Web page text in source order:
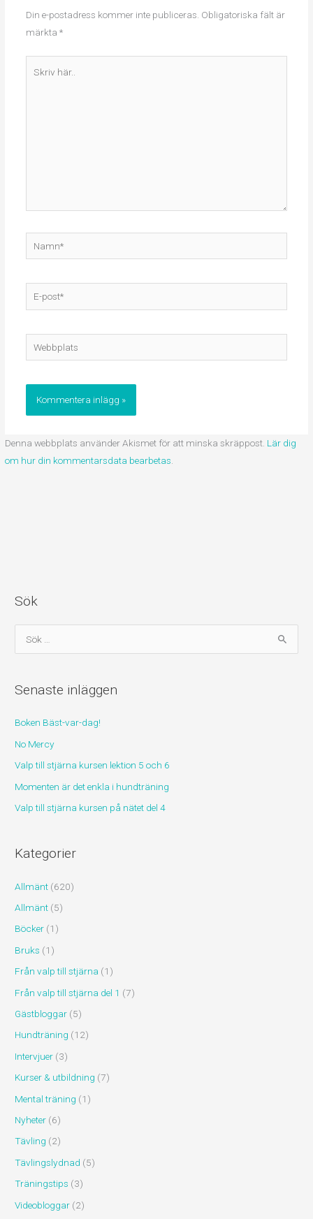
Din e-postadress kommer inte publiceras. Obligatoriska fält är
märkta *
post*
Webbplats
Denna webbplats använder Akismet för att minska skräppost. Lär dig
om hur din kommentarsdata bearbetas.
Sök
ö
e
t
e
r
:
Senaste inläggen
Boken Bäst-var-dag!
No Mercy
Valp till stjärna kursen lektion 5 och 6
Momenten är det enkla i hundträning
Valp till stjärna kursen på nätet del 4
Kategorier
Allmänt (620)
Allmänt (5)
Böcker (1)
Bruks (1)
Från valp till stjärna (1)
Från valp till stjärna del 1 (7)
Gästbloggar (5)
Hundträning (12)
Intervjuer (3)
Kurser & utbildning (7)
Mental träning (1)
Nyheter (6)
Tävling (2)
Tävlingslydnad (5)
Träningstips (3)
Videobloggar (2)